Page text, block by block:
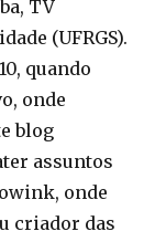
TV
(UFRGS).
quando
onde
blog
assuntos
onde
criador das